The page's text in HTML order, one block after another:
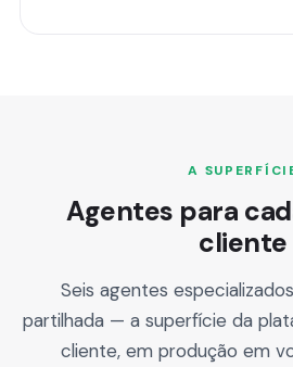
A
Agentes para
cliente
Seis agentes
partilhada — a superfície da
cliente, em produção em